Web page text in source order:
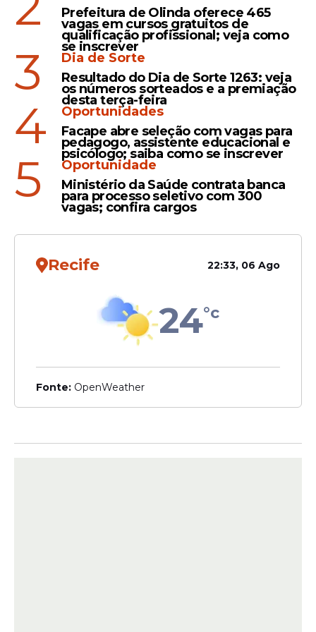
contratos; confira nota
Investigação
Operação da polícia tem
como alvos o presidente da
Câmara de Jaboatão e o ex-
prefeito de Ribeirão
Veja Também
As remessas teriam sido feitas em agências
dos Correios localizadas nos municípios de
Olinda e Paulista. Entre os pontos
Olinda, e uma unidade dos Correios em
Paulista.
Prefeitura de Olinda oferece 465
vagas em cursos gratuitos de
qualificação profissional; veja como
se inscrever
3
Dia de Sorte
Resultado do Dia de Sorte 1263: veja
os números sorteados e a premiação
desta terça-feira
4
Oportunidades
Facape abre seleção com vagas para
pedagogo, assistente educacional e
psicólogo; saiba como se inscrever
5
Oportunidade
Ministério da Saúde contrata banca
para processo seletivo com 300
vagas; confira cargos
Recife 22:33, 06 Ago
24°c
Fonte: OpenWeather